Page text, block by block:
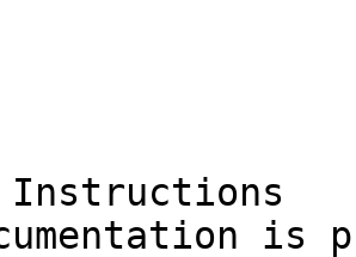
Instructions
is